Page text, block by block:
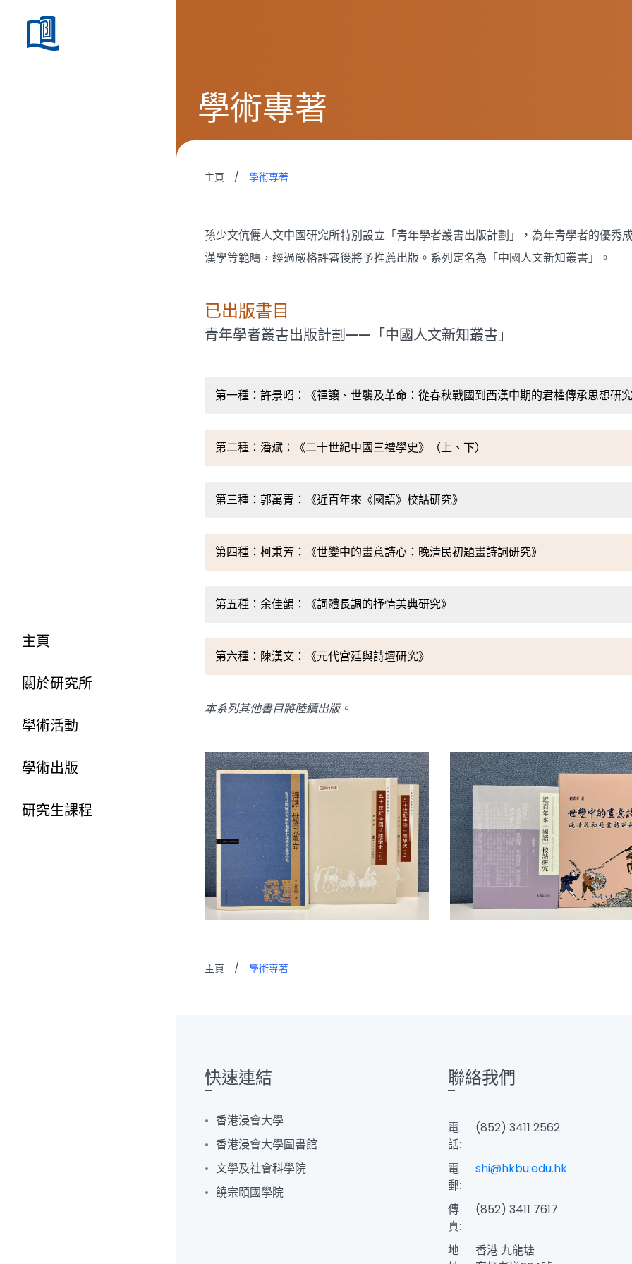
主頁
關於研究所
學術活動
學術出版
研究生課程
學術專著
主頁 / 學術專著
孫少文伉儷人文中國研究所特別設立「青年學者叢書出版計劃」，為年青學者的優秀
漢學等範疇，經過嚴格評審後將予推薦出版。系列定名為「中國人文新知叢書」。
已出版書目
青年學者叢書出版計劃——「中國人文新知叢書」
第一種：許景昭：《禪讓、世襲及革命：從春秋戰國到西漢中期的君權傳承思想研
第二種：潘斌：《二十世紀中國三禮學史》（上、下）
第三種：郭萬青：《近百年來《國語》校詁研究》
第四種：柯秉芳：《世變中的畫意詩心：晚清民初題畫詩詞研究》
第五種：余佳韻：《詞體長調的抒情美典研究》
第六種：陳漢文：《元代宮廷與詩壇研究》
本系列其他書目將陸續出版。
主頁 / 學術專著
快速連結
香港浸會大學
香港浸會大學圖書館
文學及社會科學院
饒宗頤國學院
聯絡我們
電
話:
(852) 3411 2562
電
郵:
shi@hkbu.edu.hk
傳
真:
(852) 3411 7617
地
香港 九龍塘